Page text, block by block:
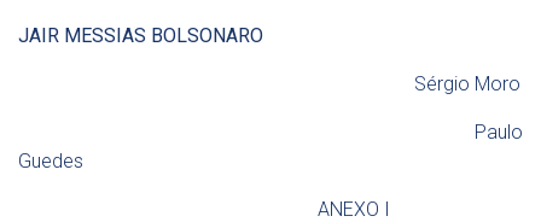
JAIR MESSIAS BOLSONARO
Sérgio Moro
Paulo
Guedes
ANEXO I